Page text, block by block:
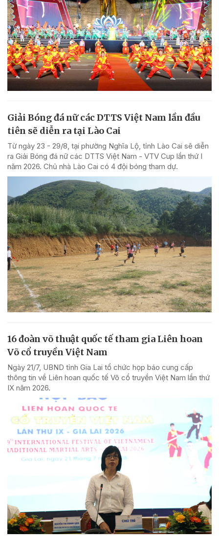
Giải Bóng đá nữ các DTTS Việt Nam lần đầu
tiên sẽ diễn ra tại Lào Cai
Từ ngày 23 - 29/8, tại phường Nghĩa Lộ, tỉnh Lào Cai sẽ diễn
ra Giải Bóng đá nữ các DTTS Việt Nam - VTV Cup lần thứ I
năm 2026. Chủ nhà Lào Cai có 4 đội bóng tham dự.
16 đoàn võ thuật quốc tế tham gia Liên hoan
Võ cổ truyền Việt Nam
Ngày 21/7, UBND tỉnh Gia Lai tổ chức họp báo cung cấp
thông tin về Liên hoan quốc tế Võ cổ truyền Việt Nam lần thứ
IX năm 2026.